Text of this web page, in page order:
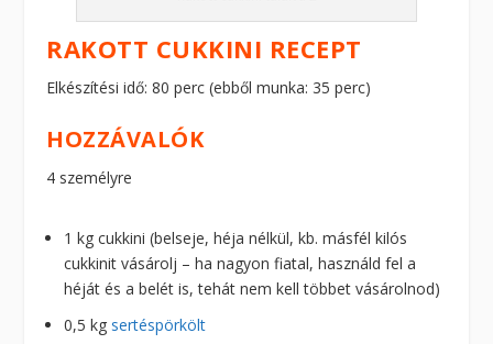
RAKOTT CUKKINI RECEPT
Elkészítési idő: 80 perc (ebből munka: 35 perc)
HOZZÁVALÓK
4 személyre
1 kg cukkini (belseje, héja nélkül, kb. másfél kilós
cukkinit vásárolj – ha nagyon fiatal, használd fel a
héját és a belét is, tehát nem kell többet vásárolnod)
0,5 kg sertéspörkölt